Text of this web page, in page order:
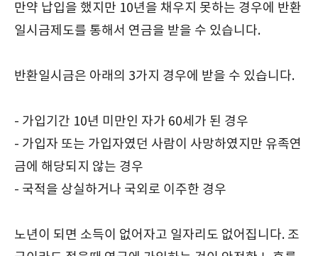
만약 납입을 했지만 10년을 채우지 못하는 경우에 반환
일시금제도를 통해서 연금을 받을 수 있습니다.
반환일시금은 아래의 3가지 경우에 받을 수 있습니다.
- 가입기간 10년 미만인 자가 60세가 된 경우
- 가입자 또는 가입자였던 사람이 사망하였지만 유족연
금에 해당되지 않는 경우
- 국적을 상실하거나 국외로 이주한 경우
노년이 되면 소득이 없어자고 일자리도 없어집니다. 조